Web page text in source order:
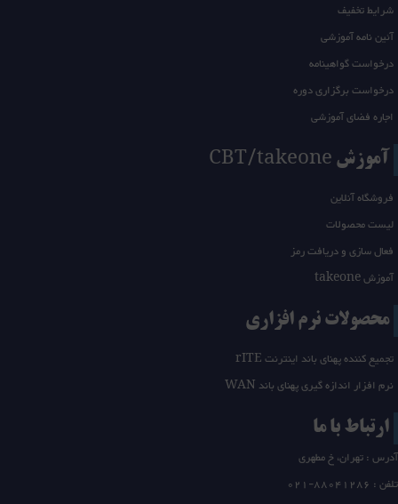
شرایط تخفیف
آئین نامه آموزشی
درخواست گواهینامه
درخواست برگزاری دوره
اجاره فضای آموزشی
آموزش CBT/takeone
فروشگاه آنلاین
لیست محصولات
فعال سازی و دریافت رمز
آموزش takeone
محصولات نرم افزاری
تجمیع کننده پهنای باند اینترنت rITE
نرم افزار اندازه گیری پهنای باند WAN
ارتباط با ما
آدرس : تهران، خ مطهری
تلفن : 21-88041286
0